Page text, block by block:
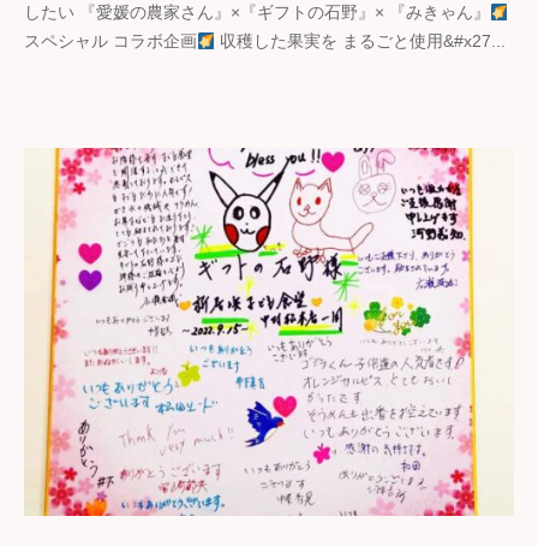
フ
ト
したい 『愛媛の農家さん』×『ギフトの石野』× 『みきゃん』
スペシャル コラボ企画
収穫した果実を まるごと使用&#x27...